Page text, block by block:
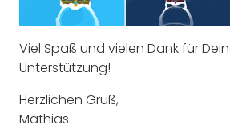
Viel Spaß und vielen Dank für
Unterstützung!
Herzlichen Gruß,
Mathias